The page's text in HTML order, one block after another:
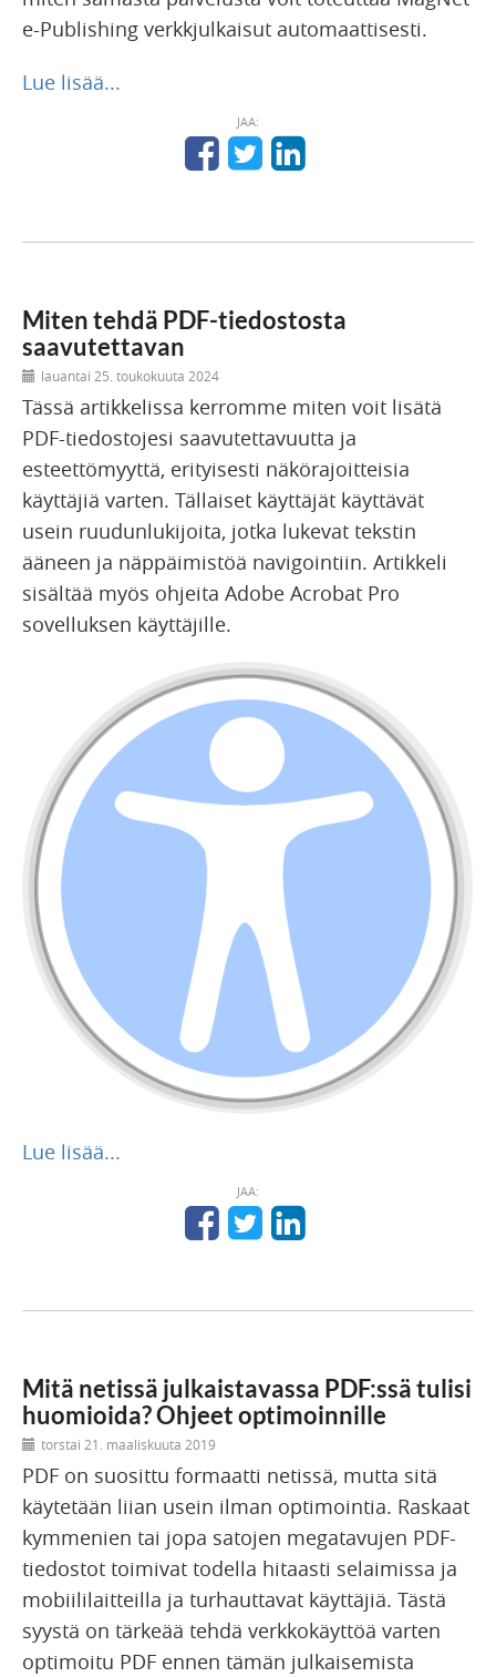
e-Publishing verkkjulkaisut automaattisesti.
Lue lisää...
JAA:
Miten tehdä PDF-tiedostosta
saavutettavan
lauantai 25. toukokuuta 2024
Tässä artikkelissa kerromme miten voit lisätä
PDF-tiedostojesi saavutettavuutta ja
esteettömyyttä, erityisesti näkörajoitteisia
käyttäjiä varten. Tällaiset käyttäjät käyttävät
usein ruudunlukijoita, jotka lukevat tekstin
ääneen ja näppäimistöä navigointiin. Artikkeli
sisältää myös ohjeita Adobe Acrobat Pro
sovelluksen käyttäjille.
Lue lisää...
JAA:
Mitä netissä julkaistavassa PDF:ssä tulisi
huomioida? Ohjeet optimoinnille
torstai 21. maaliskuuta 2019
PDF on suosittu formaatti netissä, mutta sitä
käytetään liian usein ilman optimointia. Raskaat
kymmenien tai jopa satojen megatavujen PDF-
tiedostot toimivat todella hitaasti selaimissa ja
mobiililaitteilla ja turhauttavat käyttäjiä. Tästä
syystä on tärkeää tehdä verkkokäyttöä varten
optimoitu PDF ennen tämän julkaisemista